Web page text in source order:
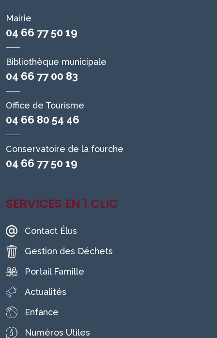
Mairie
04 66 77 50 19
Bibliothèque municipale
04 66 77 00 83
Office de Tourisme
04 66 80 54 46
Conservatoire de la fourche
04 66 77 50 19
SERVICES EN 1 CLIC
Contact Élus
Gestion des Déchets
Portail Famille
Actualités
Enfance
Numéros Utiles